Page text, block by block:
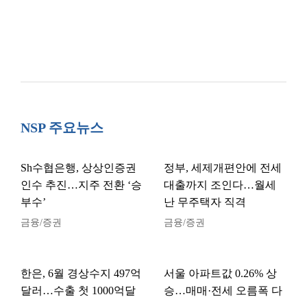
NSP 주요뉴스
Sh수협은행, 상상인증권
인수 추진…지주 전환 ‘승
부수’
금융/증권
정부, 세제개편안에 전세
대출까지 조인다…월세
난 무주택자 직격
금융/증권
한은, 6월 경상수지 497억
달러…수출 첫 1000억달
서울 아파트값 0.26% 상
승…매매·전세 오름폭 다